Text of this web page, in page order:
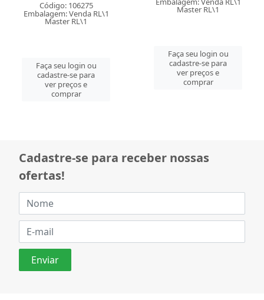
Código: 106275
Embalagem: Venda RL\1
Master RL\1
Faça seu login ou
cadastre-se para
ver preços e
comprar
Código: 106277
Embalagem: Venda RL\1
Faça seu login ou
cadastre-se para
ver preços e
Cadastre-se para receber nossas
ofertas!